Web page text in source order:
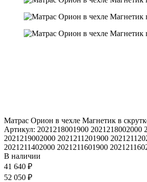
Матрас Орион в чехле Магнетик в
Артикул: 2021218001900 2021218002000
2021219002000 2021211201900
2021211402000 2021211601900
В наличии
41 640 ₽
52 050 ₽